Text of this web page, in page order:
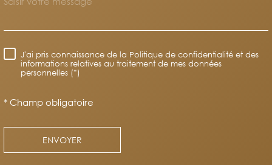
RÈGLEMENTATION
J'ai pris connaissance de la Politique de confidentialité et des
informations relatives au traitement de mes données
personnelles (*)
* Champ obligatoire
ENVOYER